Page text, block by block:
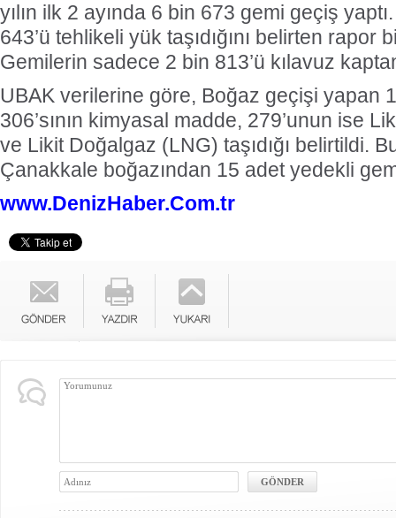
yılın ilk 2 ayında 6 bin 673 gemi geçiş
643’ü tehlikeli yük taşıdığını belirten rapor
Gemilerin sadece 2 bin 813’ü kılavuz
UBAK verilerine göre, Boğaz geçişi yapan
306’sının kimyasal madde, 279’unun ise
ve Likit Doğalgaz (LNG) taşıdığı belirtildi.
Çanakkale boğazından 15 adet yedekli
www.DenizHaber.Com.tr